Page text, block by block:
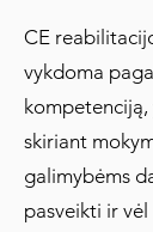
CE
vykdoma
skiriant
galimybėms
pasveikti ir